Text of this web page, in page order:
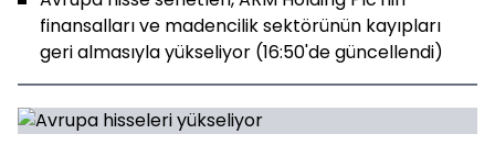
finansalları ve madencilik sektörünün kayıpları
geri almasıyla yükseliyor (16:50'de güncellendi)